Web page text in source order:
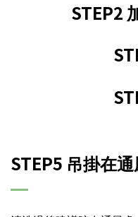
STEP2
STEP5 吊掛在